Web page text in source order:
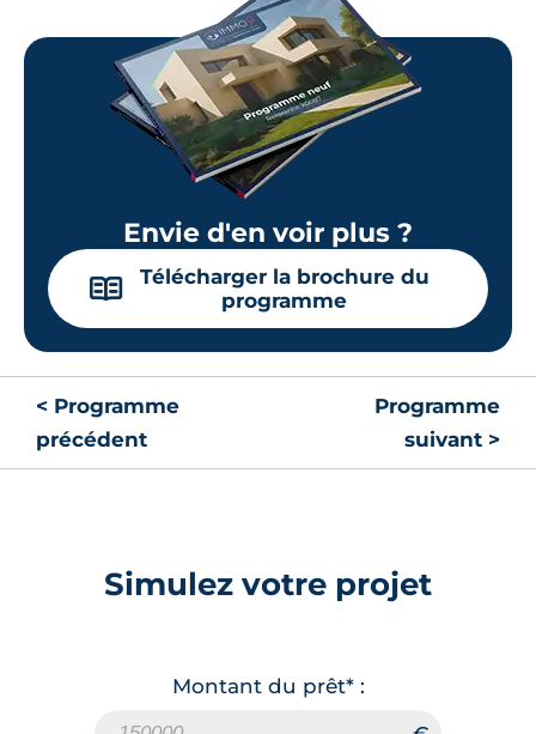
Envie d'en voir plus ?
📖
Télécharger la brochure du
programme
< Programme
précédent
Programme
suivant >
Simulez votre projet
Montant du prêt* :